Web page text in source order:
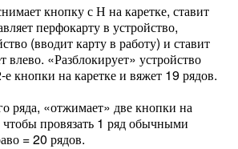
кнопку с Н на каретке, ставит
перфокарту в устройство,
(вводит карту в работу) и ставит
«Разблокирует» устройство
кнопки на каретке и вяжет 19 рядов.
ряда, «отжимает» две кнопки на
провязать 1 ряд обычными
= 20 рядов.